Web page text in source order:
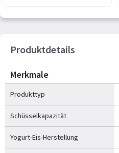
Produktdetails
Merkmale
Produkttyp
Schüsselkapazität
Yogurt-Eis-Herstellung